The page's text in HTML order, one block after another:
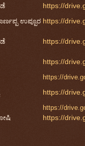
https://
ಉಪ್ಪೂರ https://
https://
https://
https://
https://
https://
https://